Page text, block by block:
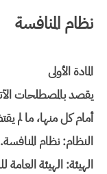
نظام المنافسة
المادة الأولى
يقصد بالمصطلحات
أمام كل منها، ما لم
النظام: نظام المنافسة.
الهيئة: الهيئة العامة